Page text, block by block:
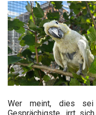
Wer meint, dies